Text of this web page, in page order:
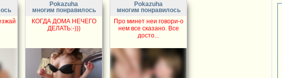
Pokazuha
многим понравилось
КОГДА ДОМА НЕЧЕГО
ДЕЛАТЬ:-)))
Pokazuha
многим понравилось
Про минет неи говори-о
нем все сказано. Все
досто...